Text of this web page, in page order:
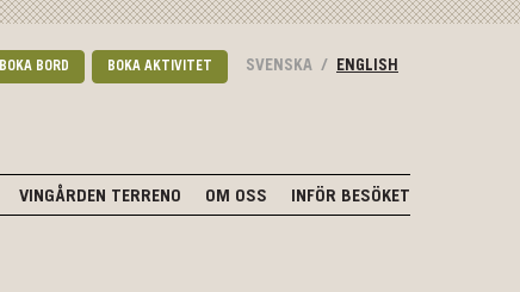
BOKA BORD BOKA AKTIVITET SVENSKA / ENGLISH
VINGÅRDEN TERRENO OM OSS INFÖR BESÖKET